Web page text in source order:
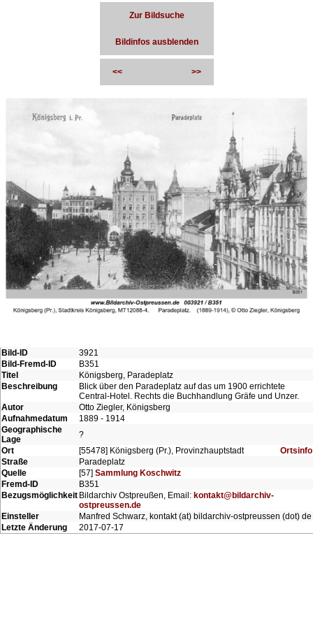
Zur Bildsuche
Bildinfos ausblenden
<< >>
Bild-ID
3921
Bild-Fremd-ID
B351
Titel
Königsberg, Paradeplatz
Beschreibung
Blick über den Paradeplatz auf das um 1900 errichtete
Central-Hotel. Rechts die Buchhandlung Gräfe und Unzer.
Autor
Otto Ziegler, Königsberg
Aufnahmedatum
1889 - 1914
Geographische
Lage
?
Ort
[55478] Königsberg (Pr.), Provinzhauptstadt
Ortsinfo
Straße
Paradeplatz
Quelle
[57] Sammlung Koschwitz
Fremd-ID
B351
Bezugsmöglichkeit Bildarchiv Ostpreußen, Email: kontakt@bildarchiv-
ostpreussen.de
Einsteller
Manfred Schwarz, kontakt (at) bildarchiv-ostpreussen (dot) de
Letzte Änderung
2017-07-17